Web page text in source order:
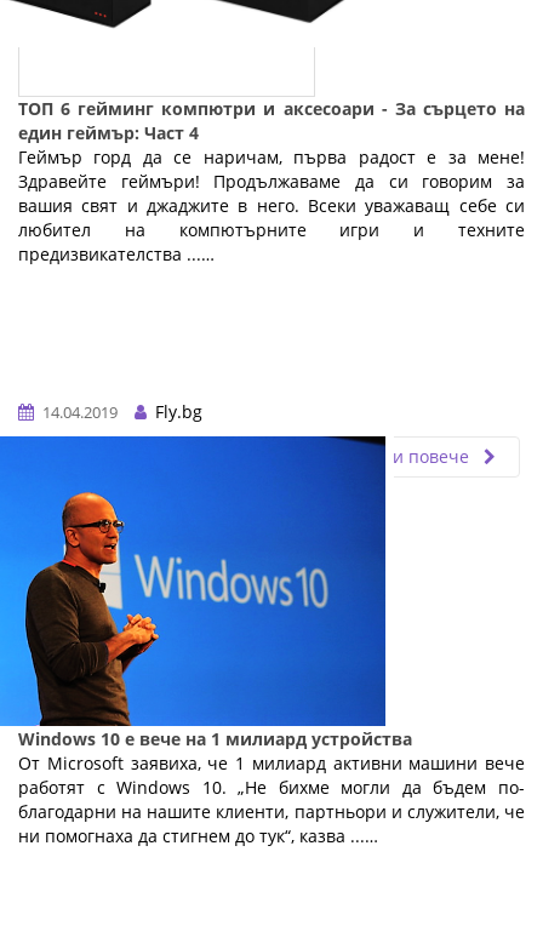
ТОП 6 гейминг компютри и аксесоари - За сърцето на
един геймър: Част 4
Геймър горд да се наричам, първа радост е за мене!
Здравейте геймъри! Продължаваме да си говорим за
вашия свят и джаджите в него. Всеки уважаващ себе си
любител на компютърните игри и техните
предизвикателства ...…
14.04.2019
Fly.bg
Прочети повече
Windows 10 е вече на 1 милиард устройства
От Microsoft заявиха, че 1 милиард активни машини вече
работят с Windows 10. „Не бихме могли да бъдем по-
благодарни на нашите клиенти, партньори и служители, че
ни помогнаха да стигнем до тук“, казва ...…